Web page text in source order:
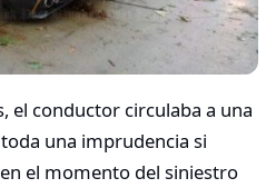
el conductor circulaba a una
una imprudencia si
el momento del siniestro